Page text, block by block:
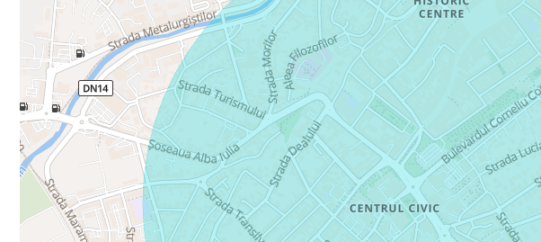
Acces rapid către restaurante, farmacii, bănci, școli și mijloace de
📍 Locație premium – Calea Dumbrăvii este una dintre cele mai
facil către centrul orașului, liniștii și calității locuințelor din zonă.
📞 Contact direct:
Andrei Fartonea – Tower Imob
☎️ 0771 736 717